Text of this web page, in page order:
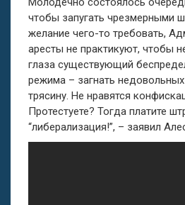
чтобы запугать чрезмерными
желание чего-то требовать,
аресты не практикуют, чтобы
глаза существующий
режима – загнать
трясину. Не нравятся
Протестуете? Тогда платите
“либерализация!”, – заявил